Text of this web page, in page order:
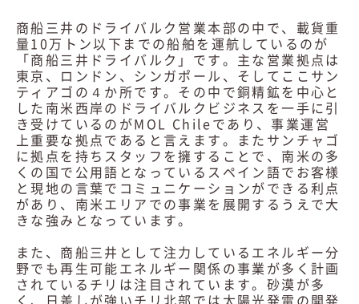
商船三井のドライバルク営業本部の中で、載貨重
量10万トン以下までの船舶を運航しているのが
「商船三井ドライバルク」です。主な営業拠点は
東京、ロンドン、シンガポール、そしてここサン
ティアゴの４か所です。その中で銅精鉱を中心と
した南米西岸のドライバルクビジネスを一手に引
き受けているのがMOL Chileであり、事業運営
上重要な拠点であると言えます。またサンチャゴ
に拠点を持ちスタッフを擁することで、南米の多
くの国で公用語となっているスペイン語でお客様
と現地の言葉でコミュニケーションができる利点
があり、南米エリアでの事業を展開するうえで大
きな強みとなっています。
また、商船三井として注力しているエネルギー分
野でも再生可能エネルギー関係の事業が多く計画
されているチリは注目されています。砂漠が多
く、日差しが強いチリ北部では太陽光発電の開発